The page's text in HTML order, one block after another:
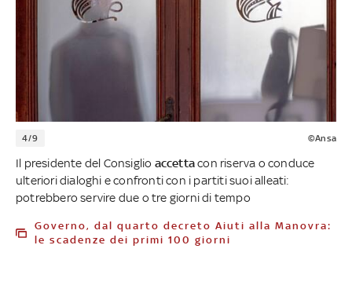
4/9 ©Ansa
Il presidente del Consiglio accettacon riserva o conduce
ulteriori dialoghi e confronti con i partiti suoi alleati:
potrebbero servire due o tre giorni di tempo
Governo, dal quarto decreto Aiuti alla Manovra:
le scadenze dei primi 100 giorni